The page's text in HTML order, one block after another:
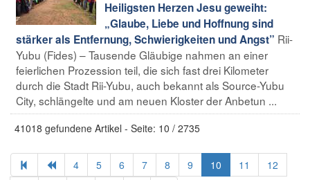
Heiligsten Herzen Jesu geweiht:
„Glaube, Liebe und Hoffnung sind
stärker als Entfernung, Schwierigkeiten und Angst” Rii-
Yubu (Fides) – Tausende Gläubige nahmen an einer
feierlichen Prozession teil, die sich fast drei Kilometer
durch die Stadt Rii-Yubu, auch bekannt als Source-Yubu
City, schlängelte und am neuen Kloster der Anbetun ...
41018 gefundene Artikel - Seite: 10 / 2735
4 5 6 7 8 9 10 11
12